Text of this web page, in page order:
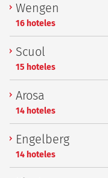
Wengen
16 hoteles
Scuol
15 hoteles
Arosa
14 hoteles
Engelberg
14 hoteles